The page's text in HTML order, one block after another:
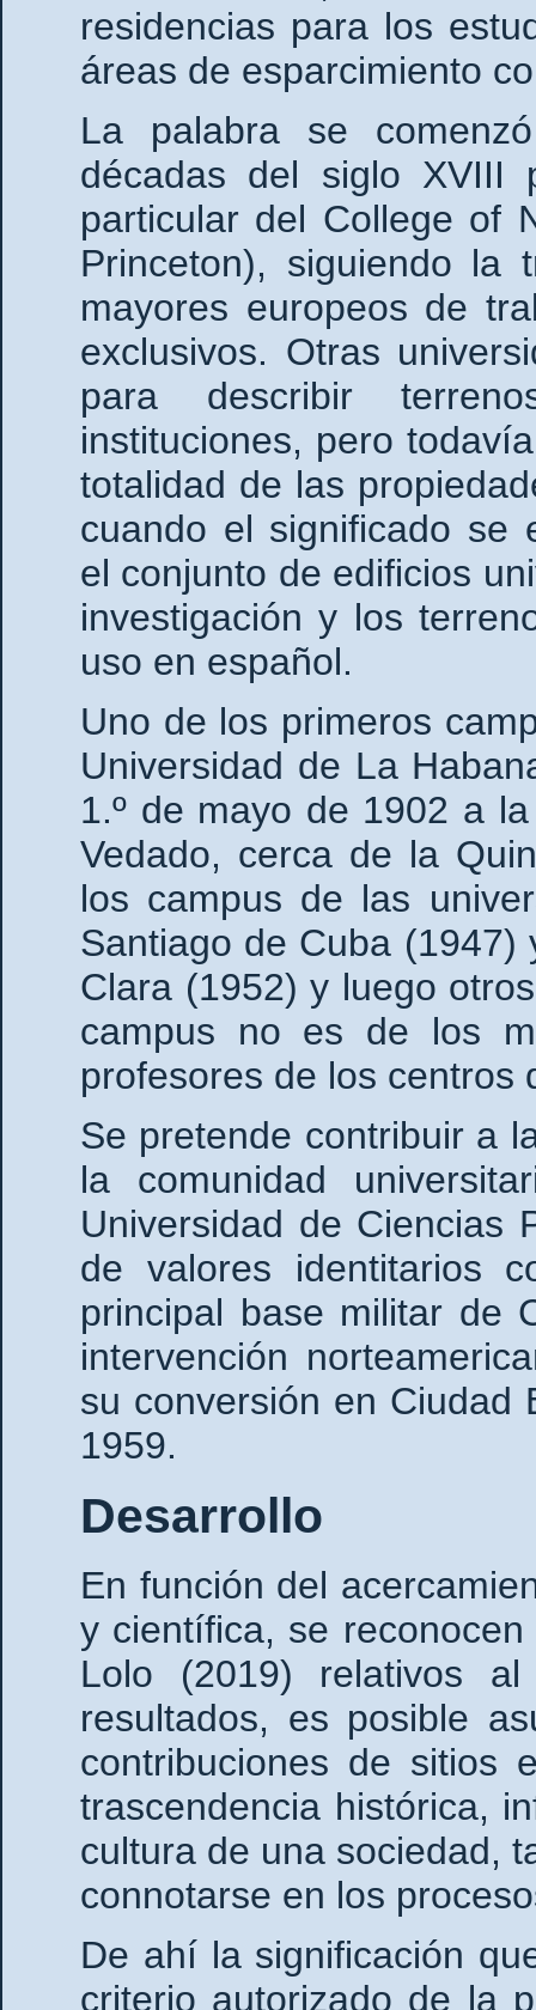
residencias para los
áreas de esparcimiento
La palabra se
décadas del siglo XVIII
particular del College of
Princeton), siguiendo la
mayores europeos de
exclusivos. Otras
para describir
instituciones, pero
totalidad de las
cuando el significado se
el conjunto de edificios
investigación y los
uso en español.
Uno de los primeros
Universidad de La
1.º de mayo de 1902 a
Vedado, cerca de la
los campus de las
Santiago de Cuba (1947)
Clara (1952) y luego
campus no es de los
profesores de los centros
Se pretende contribuir a
la comunidad
Universidad de Ciencias
de valores identitarios
principal base militar de
intervención
su conversión en Ciudad
1959.
Desarrollo
En función del
y científica, se
Lolo (2019) relativos
resultados, es posible
contribuciones de sitios
trascendencia histórica,
cultura de una sociedad,
connotarse en los
De ahí la significación
criterio autorizado de la